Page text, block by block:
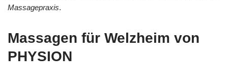
Massagepraxis.
Massagen für Welzheim von
PHYSION